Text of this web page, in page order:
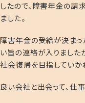
したので、障害年金の
ました。
障害年金の受給が決ま
い旨の連絡が入りました
社会復帰を目指していか
良い会社と出会って、仕